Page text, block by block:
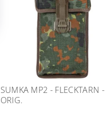
SUMKA MP2 - FLECKTARN -
ORIG.